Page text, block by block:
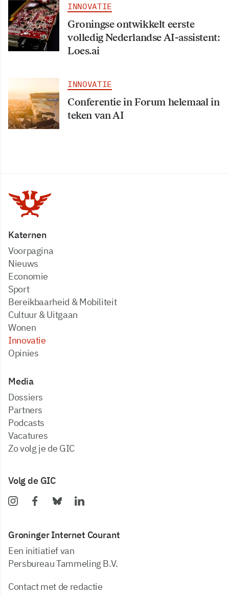
INNOVATIE
Groningse ontwikkelt eerste
volledig Nederlandse AI-assistent:
Loes.ai
INNOVATIE
Conferentie in Forum helemaal in
teken van AI
Katernen
Voorpagina
Nieuws
Economie
Sport
Bereikbaarheid & Mobiliteit
Cultuur & Uitgaan
Wonen
Innovatie
Opinies
Media
dossiers
partners
podcasts
vacatures
zo volg je de GIC
Volg de GIC
Groninger Internet Courant
Een initiatief van
Persbureau Tammeling B.V.
Contact met de redactie